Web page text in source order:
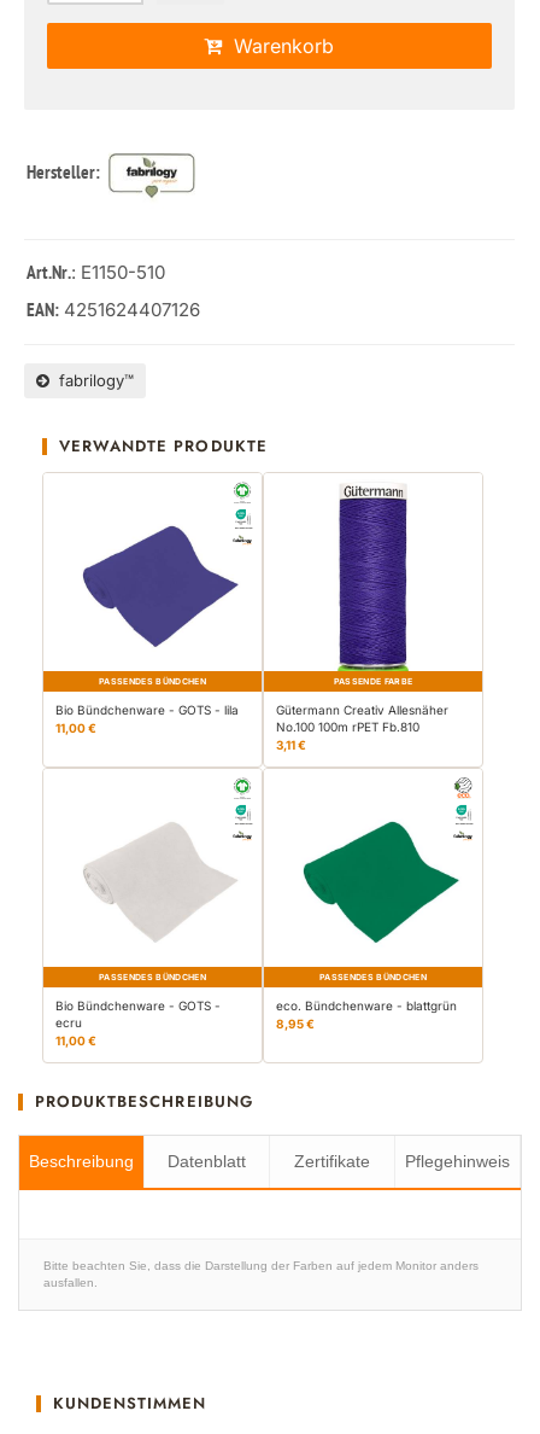
Warenkorb
Hersteller:
Art.Nr.: E1150-510
EAN: 4251624407126
fabrilogy™
VERWANDTE PRODUKTE
PASSENDES BÜNDCHEN
Bio Bündchenware - GOTS - lila
11,00 €
PASSENDE FARBE
Gütermann Creativ Allesnäher
No.100 100m rPET Fb.810
3,11 €
PASSENDES BÜNDCHEN
Bio Bündchenware - GOTS -
ecru
11,00 €
PASSENDES BÜNDCHEN
eco. Bündchenware - blattgrün
8,95 €
PRODUKTBESCHREIBUNG
Beschreibung Datenblatt Zertifikate Pflegehinweis
Bitte beachten Sie, dass die Darstellung der Farben auf jedem Monitor anders
ausfallen.
KUNDENSTIMMEN